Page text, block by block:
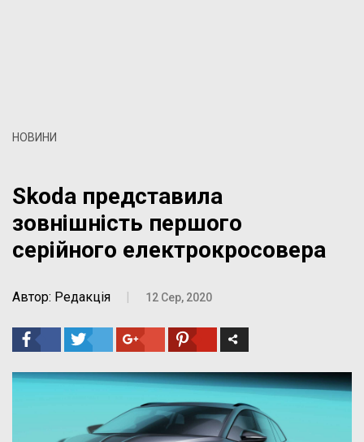
НОВИНИ
Skoda представила
зовнішність першого
серійного електрокросовера
Автор: Редакція 12 Сер, 2020